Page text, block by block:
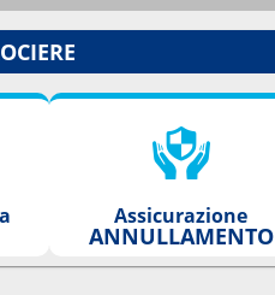
Assicurazione
ANNULLAMENTO